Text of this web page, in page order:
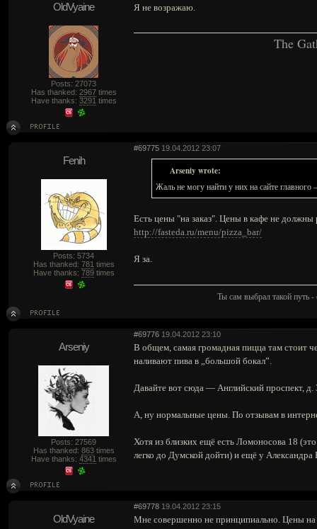
OldVyaine
Posts: 27073
Has thanked: 2967times
Have thanks: 3291 times
Я не возражаю.
The
#69775 19.04.2012 23:07
Fenih
Posts: 5734
Has thanked: 781 times
Have thanks: 789times
Arseniy wrote:
Жаль не могу найти у них на сайте
Есть цены "на заказ". Цены в кафе не должны
http://fasteda.ru/menu/pizza_bar/
Я за.
Ты сам выбрал такой путь -
#69776 19.04.2012 23:10
Arseniy
Posts: 27569
Has thanked: 863times
Have thanks: 4341 times
В общем, самая громадная пицца там стоит
наливают пива в „большой бокал”.
Давайте вот сюда — Английский проспект,
А, ну нормальные цены. По отзывам в
Хотя из близких ещё есть Ломоносова 18
легко до Думской дойти) и ещё у
#69778 19.04.2012 23:15
OldVyaine Мне совершенно не принципиально. Цены на